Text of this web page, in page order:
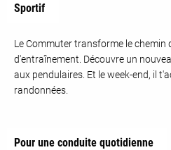
Sportif
Le Commuter transforme le chemin
d'entraînement. Découvre un
aux pendulaires. Et le week-end, il
randonnées.
Pour une conduite quotidienne